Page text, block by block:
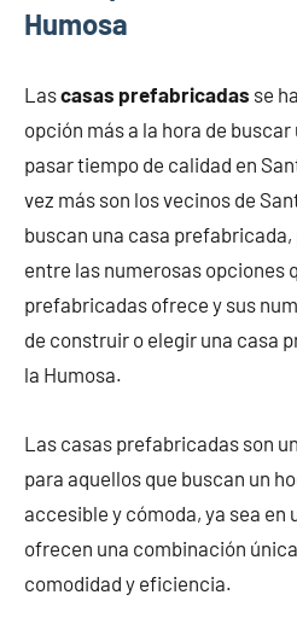
Humosa
Lascasas prefabricadas se
opción más a la hora de
pasar tiempo de calidad en
vez más son los vecinos de
buscan una casa
entre las numerosas opciones
prefabricadas ofrece y sus
de construir o elegir una casa
la Humosa.
Las casas prefabricadas son
para aquellos que buscan un
accesible y cómoda, ya sea en
ofrecen una combinación
comodidad y eficiencia.